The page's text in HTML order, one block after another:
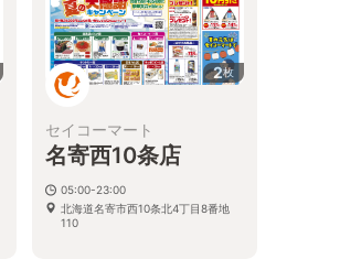
2枚
セイコーマート
名寄西10条店
05:00-23:00
北海道名寄市西10条北4丁目8番地
110